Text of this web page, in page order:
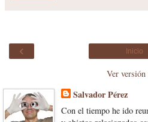
‹ Inicio
Ver versión
Salvador Pérez
Con el tiempo he ido